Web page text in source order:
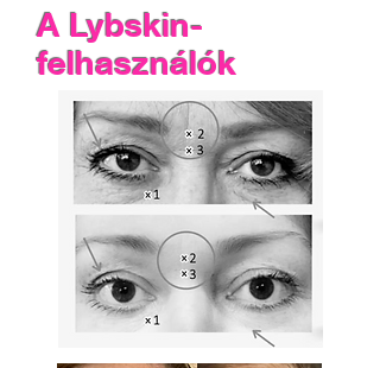
A Lybskin-
felhasználók